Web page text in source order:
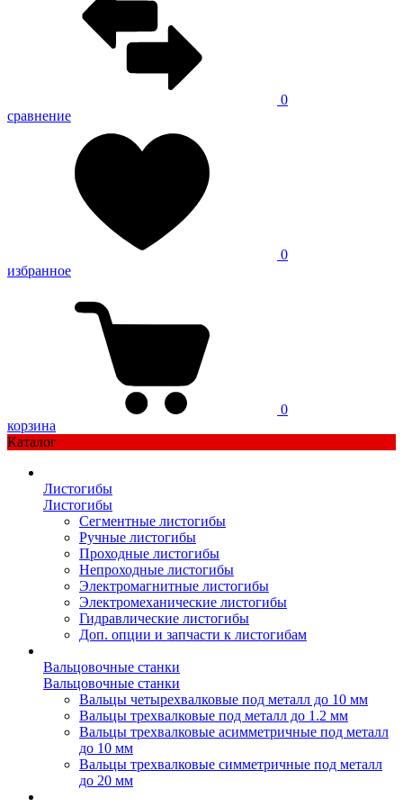
0
сравнение
0
избранное
0
корзина
Каталог
Листогибы
Листогибы
Сегментные листогибы
Ручные листогибы
Проходные листогибы
Непроходные листогибы
Электромагнитные листогибы
Электромеханические листогибы
Гидравлические листогибы
Доп. опции и запчасти к листогибам
Вальцовочные станки
Вальцовочные станки
Вальцы четырехвалковые под металл до 10 мм
Вальцы трехвалковые под металл до 1.2 мм
Вальцы трехвалковые асимметричные под металл
до 10 мм
Вальцы трехвалковые симметричные под металл
до 20 мм